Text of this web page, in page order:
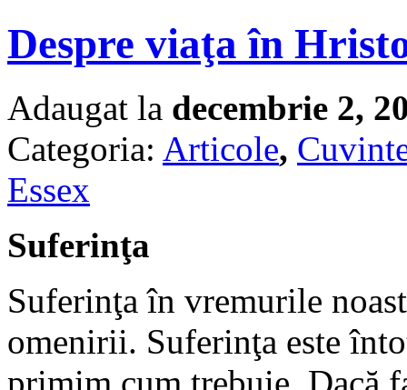
Despre viaţa în
Adaugat la decembrie 2,
Categoria: Articole,
Essex
Suferinţa
Suferinţa în vremurile
omenirii. Suferinţa este